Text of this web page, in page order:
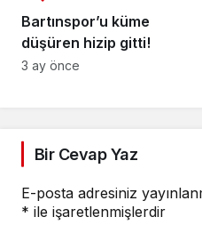
Bartınspor’u küme
düşüren hizip gitti!
3 ay önce
Bir Cevap Yaz
E-posta adresiniz
* ile işaretlenmişlerdir